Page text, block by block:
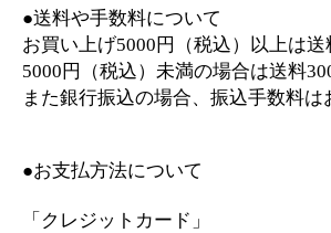
●送料や手数料について
お買い上げ5000円（税込）以上は送
5000円（税込）未満の場合は送料
また銀行振込の場合、振込手数料
●お支払方法について
「クレジットカード」